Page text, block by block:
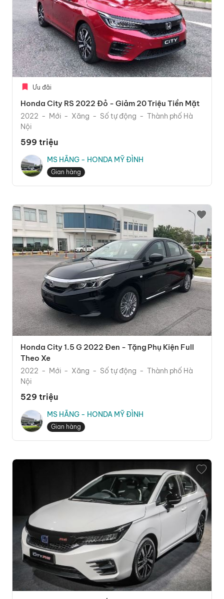
Ưu đãi
Honda City RS 2022 Đỏ - Giảm 20 Triệu Tiền Mặt
2022 Mới Xăng Số tự động
Thành phố Hà
Nội
599 triệu
MS HẰNG - HONDA MỸ ĐÌNH
Gian hàng
Honda City 1.5 G 2022 Đen - Tặng Phụ Kiện Full
Theo Xe
2022 Mới Xăng Số tự động
Thành phố Hà
Nội
529 triệu
MS HẰNG - HONDA MỸ ĐÌNH
Gian hàng